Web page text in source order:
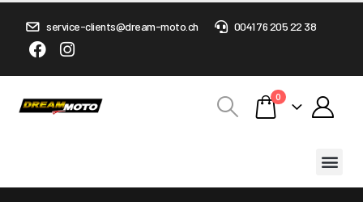
service-clients@dream-moto.ch 0041 76 205 22 38
0